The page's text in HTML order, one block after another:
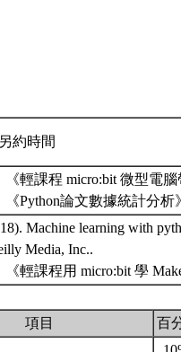
約時間
《輕課程 micro:bit 微型電
《Python論文數據統計分析
Machine learning with
Media, Inc..
《輕課程用 micro:bit 學
項目 百